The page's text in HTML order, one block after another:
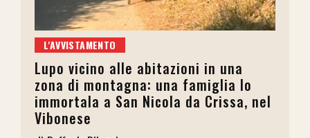
L'AVVISTAMENTO
Lupo vicino alle abitazioni in una
zona di montagna: una famiglia lo
immortala a San Nicola da Crissa, nel
Vibonese